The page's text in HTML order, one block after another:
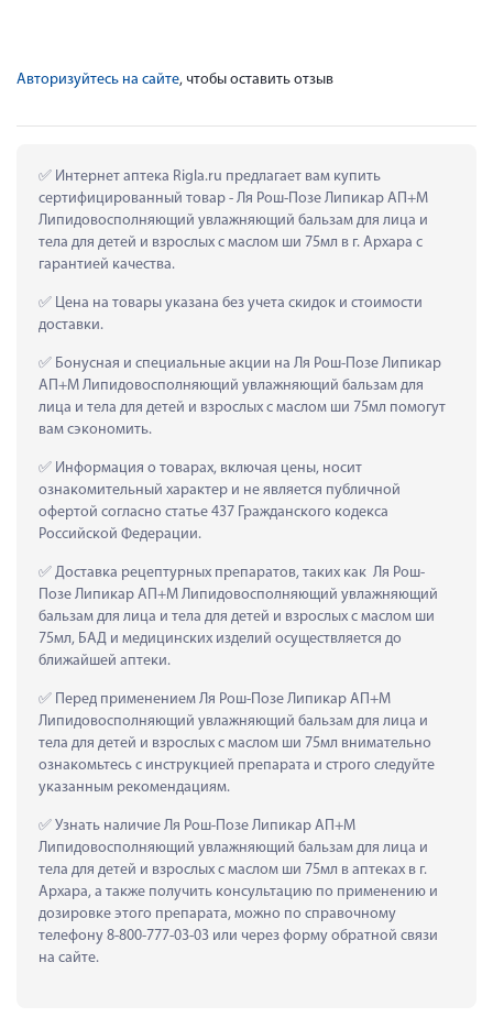
Авторизуйтесь на сайте, чтобы оставить отзыв
Интернет аптека Rigla.ru предлагает вам купить
сертифицированный товар - Ля Рош-Позе Липикар АП+М
Липидовосполняющий увлажняющий бальзам для лица и
тела для детей и взрослых с маслом ши 75мл в г. Архара с
гарантией качества.
Цена на товары указана без учета скидок и стоимости
доставки.
Бонусная и специальные акции на Ля Рош-Позе Липикар
АП+М Липидовосполняющий увлажняющий бальзам для
лица и тела для детей и взрослых с маслом ши 75мл помогут
вам сэкономить.
Информация о товарах, включая цены, носит
ознакомительный характер и не является публичной
офертой согласно статье 437 Гражданского кодекса
Российской Федерации.
Доставка рецептурных препаратов, таких как  Ля Рош-
Позе Липикар АП+М Липидовосполняющий увлажняющий
бальзам для лица и тела для детей и взрослых с маслом ши
75мл, БАД и медицинских изделий осуществляется до
ближайшей аптеки.
Перед применением Ля Рош-Позе Липикар АП+М
Липидовосполняющий увлажняющий бальзам для лица и
тела для детей и взрослых с маслом ши 75мл внимательно
ознакомьтесь с инструкцией препарата и строго следуйте
указанным рекомендациям.
Узнать наличие Ля Рош-Позе Липикар АП+М
Липидовосполняющий увлажняющий бальзам для лица и
тела для детей и взрослых с маслом ши 75мл в аптеках в г.
Архара, а также получить консультацию по применению и
дозировке этого препарата, можно по справочному
телефону 8-800-777-03-03 или через форму обратной связи
на сайте.